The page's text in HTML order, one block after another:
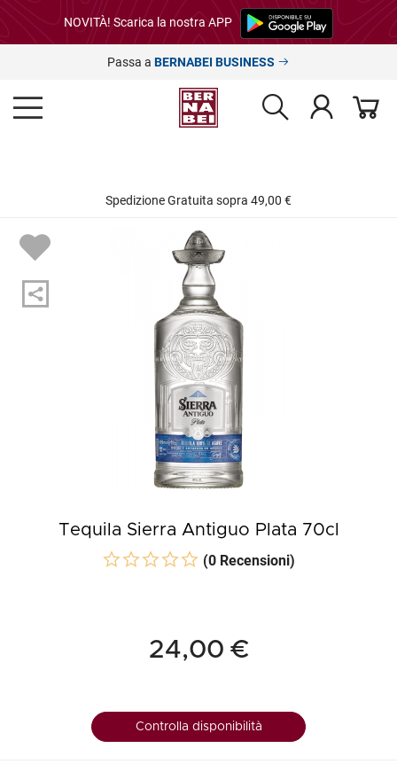
NOVITÀ! Scarica la nostra APP
Passa a BERNABEI BUSINESS
Spedizione Gratuita sopra 49,00 €
Tequila Sierra Antiguo Plata 70cl
(0 Recensioni)
24,00 €
Controlla disponibilità